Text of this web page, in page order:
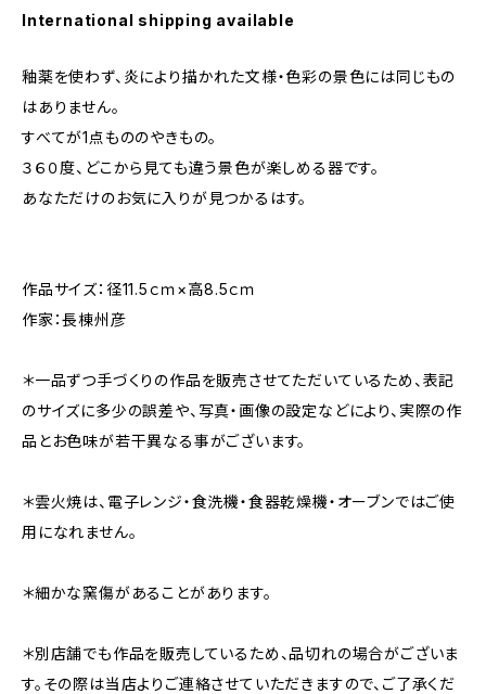
International shipping available
釉薬を使わず、炎により描かれた文様・色彩の景色には同じもの
はありません。
すべてが1点もののやきもの。
３６０度、どこから見ても違う景色が楽しめる器です。
あなただけのお気に入りが見つかるはす。
作品サイズ：径11.5ｃｍ×高8.5ｃｍ
作家：長棟州彦
＊一品ずつ手づくりの作品を販売させてただいているため、表記
のサイズに多少の誤差や、写真・画像の設定などにより、実際の作
品とお色味が若干異なる事がございます。
＊雲火焼は、電子レンジ・食洗機・食器乾燥機・オーブンではご使
用になれません。
＊細かな窯傷があることがあります。
＊別店舗でも作品を販売しているため、品切れの場合がございま
す。その際は当店よりご連絡させていただきますので、ご了承くだ